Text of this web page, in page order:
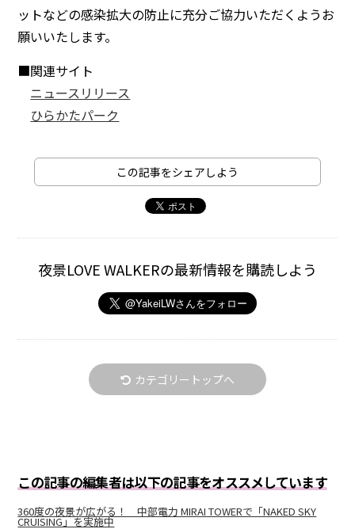
ットなどの感染拡大の防止に充分ご協力いただくようお
願いいたします。
■関連サイト
ニュースリリース
ひらかたパーク
この記事をシェアしよう
夜景LOVE WALKERの最新情報を購読しよう
カテゴリートップへ
この記事の編集者は以下の記事をオススメしています
360度の夜景が広がる！ 中部電力 MIRAI TOWERで「NAKED SKY
CRUISING」を実施中